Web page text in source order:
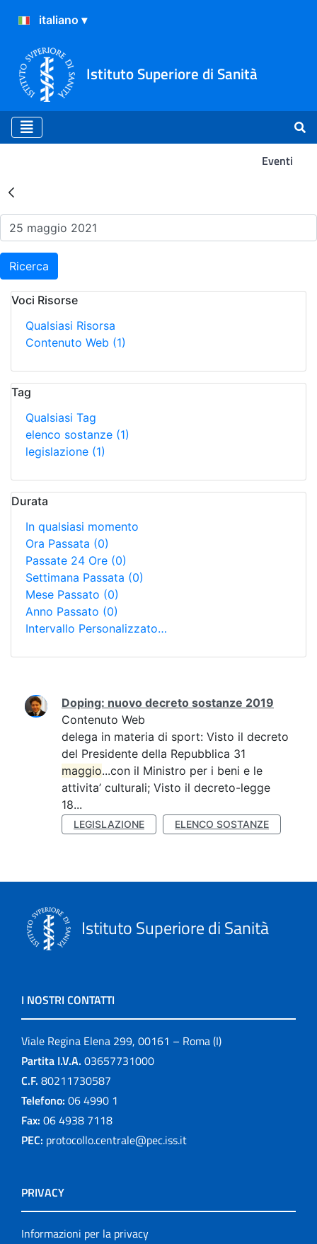
Istituto Superiore di Sanità
Eventi
Risultati della Ricerca -
Ricerca
Voci Risorse
Qualsiasi Risorsa
Contenuto Web (1)
Tag
Qualsiasi Tag
elenco sostanze (1)
legislazione (1)
Durata
In qualsiasi momento
Ora Passata (0)
Passate 24 Ore (0)
Settimana Passata (0)
Mese Passato (0)
Anno Passato (0)
Intervallo Personalizzato…
Ricerca
Doping: nuovo decreto sostanze 2019
Contenuto Web
delega in materia di sport: Visto il decreto
del Presidente della Repubblica 31
maggio...con il Ministro per i beni e le
attivita’ culturali; Visto il decreto-legge
18...
LEGISLAZIONE ELENCO SOSTANZE
Istituto Superiore di Sanità
I NOSTRI CONTATTI
Viale Regina Elena 299, 00161 – Roma (I)
Partita I.V.A. 03657731000
C.F. 80211730587
Telefono: 06 4990 1
Fax: 06 4938 7118
PEC: protocollo.centrale@pec.iss.it
PRIVACY
Informazioni per la privacy